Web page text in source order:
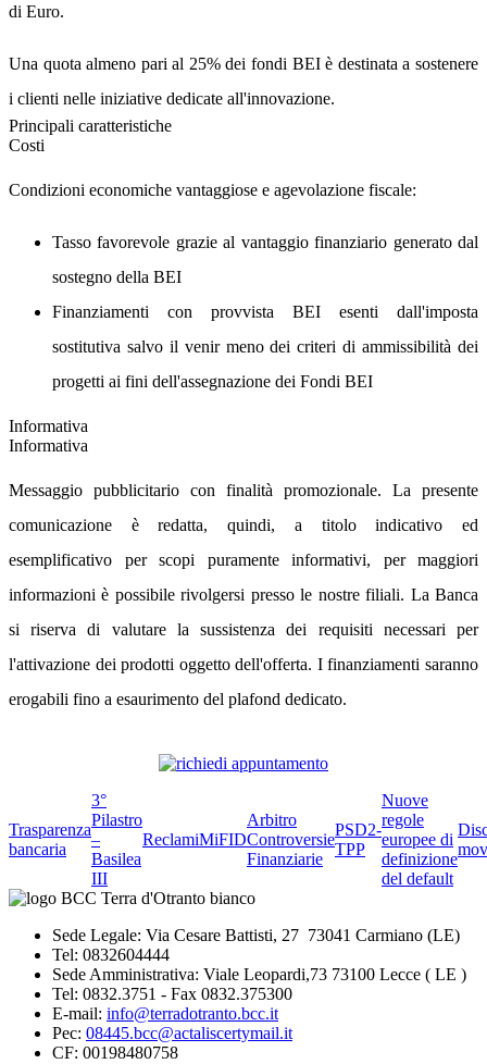
di Euro.
Una quota almeno pari al 25% dei fondi BEI è destinata a sostenere
i clienti nelle iniziative dedicate all'innovazione.
Principali caratteristiche
Costi
Condizioni economiche vantaggiose e agevolazione fiscale:
Tasso favorevole grazie al vantaggio finanziario generato dal
sostegno della BEI
Finanziamenti con provvista BEI esenti dall'imposta
sostitutiva salvo il venir meno dei criteri di ammissibilità dei
progetti ai fini dell'assegnazione dei Fondi BEI
Informativa
Informativa
Messaggio pubblicitario con finalità promozionale. La presente
comunicazione è redatta, quindi, a titolo indicativo ed
esemplificativo per scopi puramente informativi, per maggiori
informazioni è possibile rivolgersi presso le nostre filiali. La Banca
si riserva di valutare la sussistenza dei requisiti necessari per
l'attivazione dei prodotti oggetto dell'offerta. I finanziamenti saranno
erogabili fino a esaurimento del plafond dedicato.
Trasparenza
bancaria
3°
Pilastro
–
Basilea
III
ReclamiMiFID
Arbitro
Controversie
Finanziarie
PSD2-
TPP
Nuove
regole
europee di
definizione
del default
Sede Legale: Via Cesare Battisti, 27 73041 Carmiano (LE)
Tel: 0832604444
Sede Amministrativa: Viale Leopardi,73 73100 Lecce ( LE )
Tel: 0832.3751 - Fax 0832.375300
E-mail: info@terradotranto.bcc.it
Pec: 08445.bcc@actaliscertymail.it
CF: 00198480758